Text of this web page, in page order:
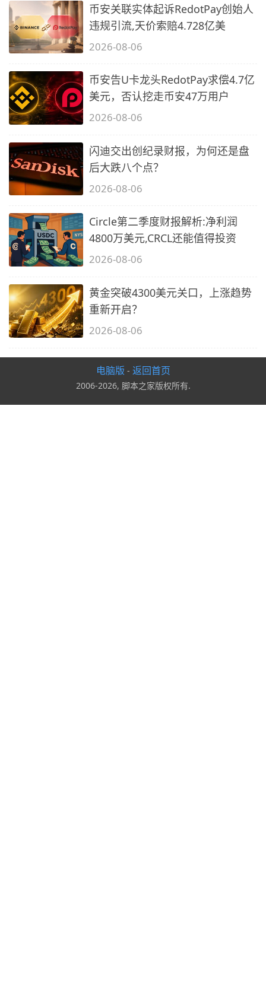
币安关联实体起诉RedotPay创始人
违规引流,天价索赔4.728亿美
2026-08-06
币安告U卡龙头RedotPay求偿4.7亿
美元，否认挖走币安47万用户
2026-08-06
闪迪交出创纪录财报，为何还是盘
后大跌八个点？
2026-08-06
Circle第二季度财报解析:净利润
4800万美元,CRCL还能值得投资
2026-08-06
黄金突破4300美元关口，上涨趋势
重新开启？
2026-08-06
电脑版 - 返回首页
2006-2026, 脚本之家版权所有.